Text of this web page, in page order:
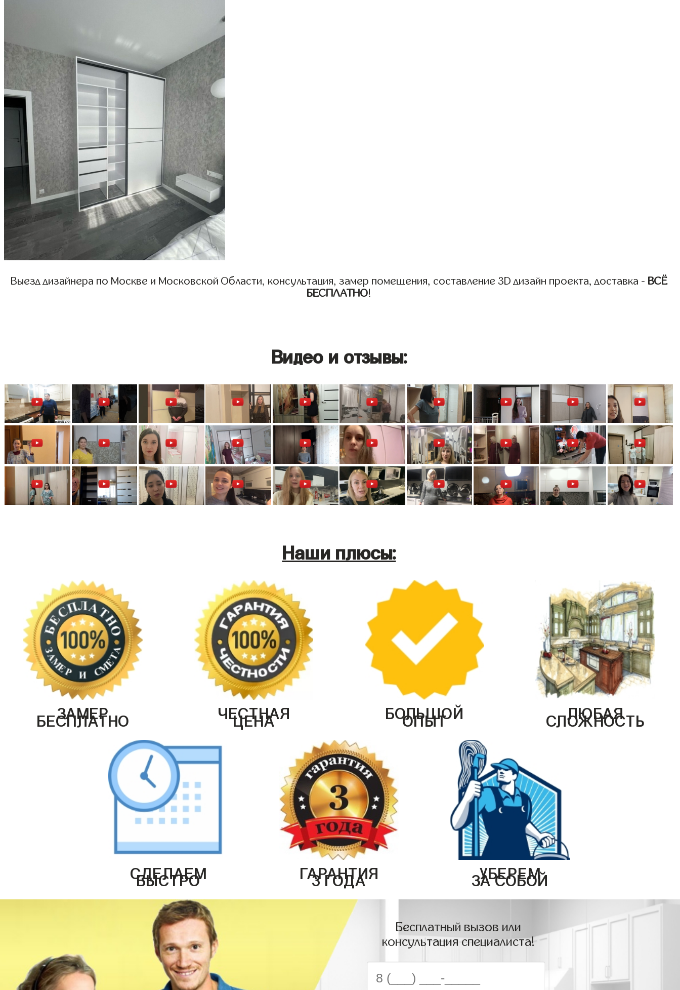
Выезд дизайнера по Москве и Московской Области, консультация, замер помещения, составление 3D дизайн проекта, доставка - ВСЁ
БЕСПЛАТНО!
Видео и отзывы:
Наши плюсы:
ЗАМЕР
БЕСПЛАТНО ЧЕСТНАЯ
ЦЕНА БОЛЬШОЙ
ОПЫТ ЛЮБАЯ
СЛОЖНОСТЬ
СДЕЛАЕМ
БЫСТРО ГАРАНТИЯ
3 ГОДА УБЕРЕМ
ЗА СОБОЙ
Бесплатный вызов или
консультация специалиста!